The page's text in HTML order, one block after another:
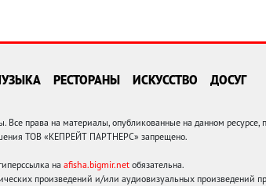
РЕСТОРАНЫ ИСКУССТВО ДОСУГ
права на материалы, опубликованные на данном
ТОВ «КЕПРЕЙТ ПАРТНЕРС» запрещено.
на afisha.bigmir.net обязательна.
произведений и/или аудиовизуальных произведений